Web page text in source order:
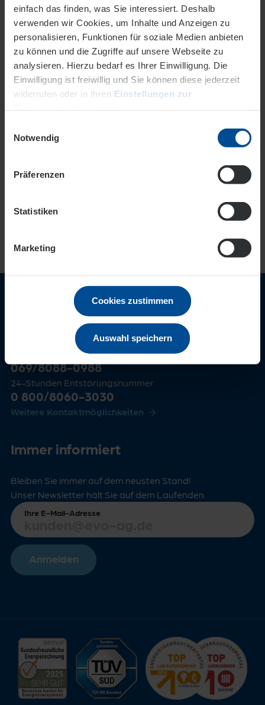
einfach das finden, was Sie interessiert. Deshalb
verwenden wir Cookies, um Inhalte und Anzeigen zu
personalisieren, Funktionen für soziale Medien anbieten
zu können und die Zugriffe auf unsere Webseite zu
analysieren. Hierzu bedarf es Ihrer Einwilligung. Die
Einwilligung ist freiwillig und Sie können diese jederzeit
widerrufen oder in Ihren Einstellungen zur
Datenschutz
Notwendig
Präferenzen
Statistiken
Marketing
Cookies zustimmen
Auswahl speichern
Wartungsangebot für
Wärmekunden
Mit einem EVO Wartungsvertrag
stellen Sie sicher, dass Ihre Fern-
oder Nahwärmestation jederzeit
zuverlässig arbeitet.
Holzpellets
Wir sind für Sie nah!
Großkunden & Wohnungswirtschaft
069/8060-1890
Gewerbekunden
069/8088-0988
24-Stunden Entstörungsnummer
0 800/8060-3030
Weitere Kontaktmöglichkeiten
Immer informiert
Bleiben Sie immer auf dem neusten Stand!
Unser Newsletter hält Sie auf dem Laufenden.
Ihre E-Mail-Adresse
Anmelden